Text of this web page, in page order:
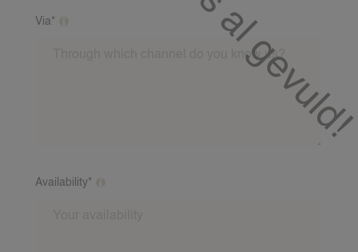
Via*
Through which channel do you know us?
Availability*